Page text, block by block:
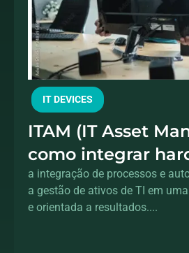
IT DEVICES
ITAM (IT Asset
como integrar
processos para
dos ativos
a integração de processos e
a gestão de ativos de TI em
e orientada a resultados....